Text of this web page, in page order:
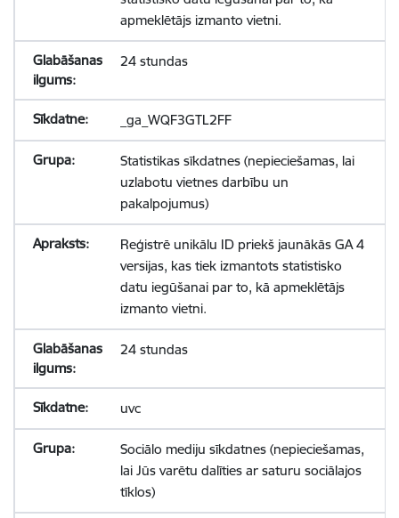
apmeklētājs izmanto vietni.
24 stundas
_ga_WQF3GTL2FF
Statistikas sīkdatnes (nepieciešamas, lai
uzlabotu vietnes darbību un
pakalpojumus)
Reģistrē unikālu ID priekš jaunākās GA 4
versijas, kas tiek izmantots statistisko
datu iegūšanai par to, kā apmeklētājs
izmanto vietni.
24 stundas
uvc
Sociālo mediju sīkdatnes (nepieciešamas,
lai Jūs varētu dalīties ar saturu sociālajos
tīklos)